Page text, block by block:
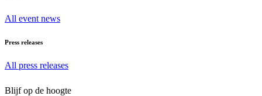
All event news
Press releases
All press releases
Blijf op de hoogte